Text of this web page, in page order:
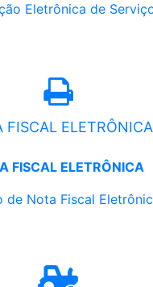
Eletrônica de
FISCAL ELETRÔNICA
FISCAL ELETRÔNICA
de Nota Fiscal